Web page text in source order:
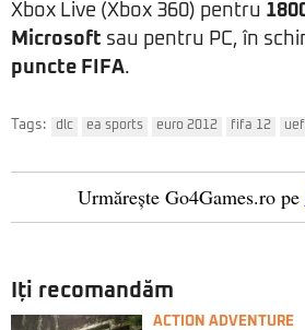
Xbox Live (Xbox 360) pentru
Microsoft sau pentru PC, în
puncte FIFA.
Tags: dlc ea sports euro 2012 fifa 12
Urmărește Go4Games.ro pe
Iți recomandăm
ACTION ADVENTURE